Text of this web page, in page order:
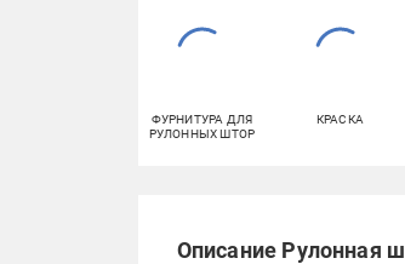
ФУРНИТУРА ДЛЯ
РУЛОННЫХ ШТОР
КРАСКА
Описание Рулонная